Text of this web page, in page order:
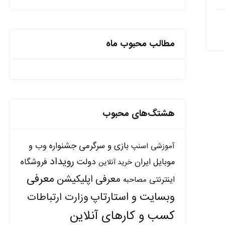
مطالب محبوب ماه
هشتگ‌های محبوب
آموزشی اسنپ بازی و سرگرمی جشنواره وب و
موبایل ایران خرید آنلاین دولت رویداد فروشگاه
اینترنتی مصاحبه معرفی اپلیکیشن معرفی
وبسایت و استارتاپوزارت ارتباطات
کسب و کارهای آنلاین